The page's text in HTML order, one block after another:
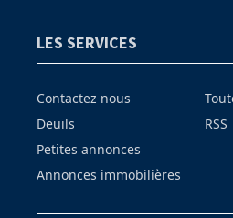
LES SERVICES
Contactez nous
Deuils
Petites annonces
Annonces immobilières
RSS